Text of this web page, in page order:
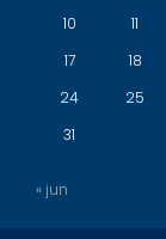
10
11
17
18
24
25
31
« jun